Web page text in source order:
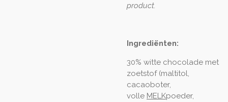
product.
Ingrediënten:
30% witte chocolade met
zoetstof (maltitol,
cacaoboter,
volle MELKpoeder,